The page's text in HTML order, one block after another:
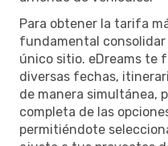
Para obtener la tarifa
fundamental
único sitio. eDreams te
diversas fechas,
de manera simultánea,
completa de las
permitiéndote